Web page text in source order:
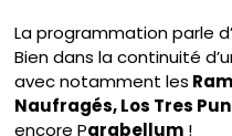
La programmation parle
Bien dans la continuité
avec notamment les
Naufragés, Los Tres
encore Parabellum !